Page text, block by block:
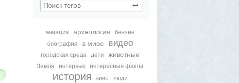
авиация археология
бензин
биография
в мире видео
городская среда дети животные
Земля интервью интересные факты
история кино люди